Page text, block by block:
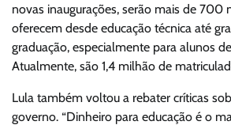
novas inaugurações, serão mais de 700
oferecem desde educação técnica até
graduação, especialmente para alunos
Atualmente, são 1,4 milhão de
Lula também voltou a rebater críticas
governo. “Dinheiro para educação é o